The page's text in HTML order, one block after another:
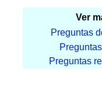
Ver
Preguntas
Preguntas